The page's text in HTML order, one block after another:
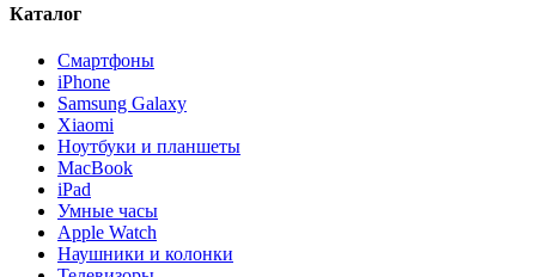
Каталог
Смартфоны
iPhone
Samsung Galaxy
Xiaomi
Ноутбуки и планшеты
MacBook
iPad
Умные часы
Apple Watch
Наушники и колонки